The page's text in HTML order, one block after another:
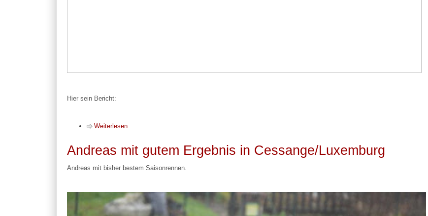
Hier sein Bericht:
Weiterlesen
Andreas mit gutem Ergebnis in Cessange/Luxemburg
Andreas mit bisher bestem Saisonrennen.